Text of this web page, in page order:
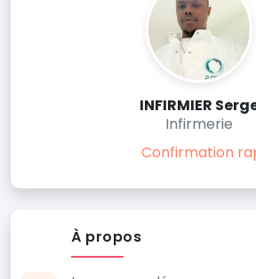
INFIRMIER
Infirmerie
Confirmation
À propos